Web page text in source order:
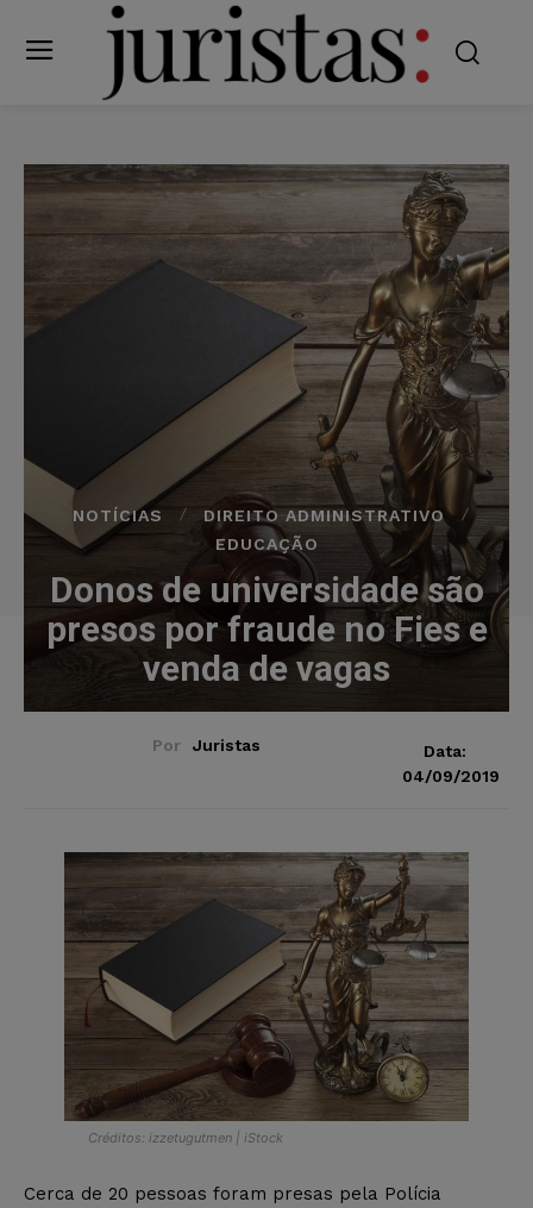
NOTÍCIAS
DIREITO ADMINISTRATIVO
EDUCAÇÃO
Donos de universidade são
presos por fraude no Fies e
venda de vagas
Por Juristas
Data:
04/09/2019
Créditos: izzetugutmen | iStock
Cerca de 20 pessoas foram presas pela Polícia